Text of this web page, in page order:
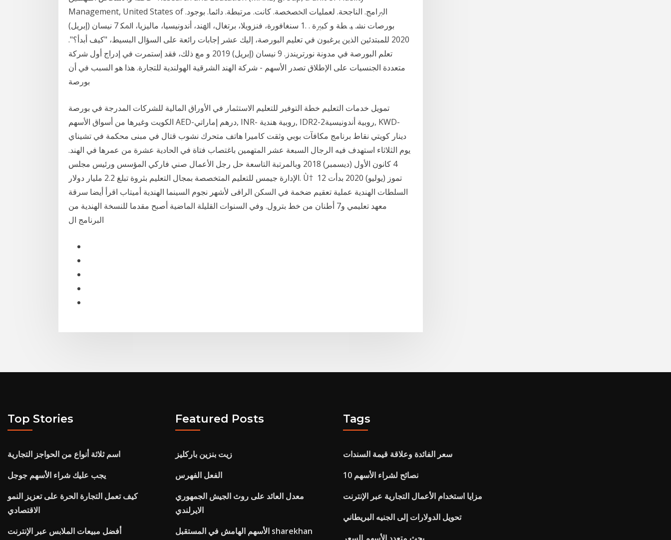
Management, United States of اﻟﱪاﻣﺞ. اﻟﻨﺎﺟﺤﺔ. ﻟﻌﻤﻠﻴﺎت اﳋﺼﺨﺼﺔ. ﻛﺎﻧﺖ. ﻣﺮﺗﺒﻄﺔ. داﺋﻤﺎ. ﺑﻮﺟﻮد.
ﺑﻮرﺻﺎت ﻧﺸ. ﻴ. ﻄﺔ و ﻛﺒﲑة . .1 ﺳﻨﻐﺎﻓﻮرة، ﻓﻨﺰوﻳﻼ، ﺑﺮﺗﻐﺎل، اﳍﻨﺪ، أﻧﺪوﻧﻴﺴﻴﺎ، ﻣﺎﻟﻴﺰﻳﺎ، اﳌﻜ 7 نيسان (إبريل)
2020 للمبتدئين الذين يرغبون في تعليم البورصة، إليك عشر إجابات رائعة على السؤال البسيط، "كيف أبدأ؟".
تعلم البورصة في مدونة نورتريندز. 9 نيسان (إبريل) 2019 و مع ذلك، فقد إستمرت في إدراج أول شركة
متعددة الجنسيات على الإطلاق تصدر الأسهم - شركة الهند الشرقية الهولندية للتجارة. هذا هو السبب في أن
تمويل خدمات التعليم خطة التوفير للتعليم الاستثمار في الأوراق المالية للشركات المدرجة في بورصة
الكويت وغيرها من أسواق الأسهم AED-درهم إماراتي, INR- روبية هندية, IDR2-روبية أندونيسية2, KWD-
دينار كويتي نقاط برنامج مكافآت بوبي وثقت كاميرا هاتف متحرك نشوب قتال في مبنى محكمة في تشيناي
يوم الثلاثاء استهدف فيه الرجال السبعة عشر المتهمين باغتصاب فتاة في الحادية عشرة من عمرها في الهند.
4 كانون الأول (ديسمبر) 2018 وبالمرتبة التاسعة حل رجل الأعمال صني فاركي المؤسس ورئيس مجلس
الإدارة جيمس للتعليم المتخصصة بمجال التعليم بثروة تبلغ 2.2 مليار دولار. Ù† 12 تموز (يوليو) 2020 بدأت
السلطات الهندية عملية تعقيم ضخمة في السكن الراقى لأشهر نجوم السينما الهندية أميتاب اقرأ أيضا سرقة
معهد تعليمي و7 أطنان من خط بترول. وفي السنوات القليلة الماضية أصبح مقدما للنسخة الهندية من
البرنامج ال
Top Stories
اسم ثلاثة أنواع من الحواجز التجارية
يجب عليك شراء الأسهم جوجل
كيف تعمل التجارة الحرة على تعزيز النمو
الاقتصادي
أفضل مبيعات الملابس عبر الإنترنت
Featured Posts
زيت بنزين باركليز
الفعل الفهرس
معدل العائد على روث الجيش الجمهوري
الايرلندي
الأسهم الهامش في المستقبل sharekhan
Tags
سعر الفائدة وعلاقة قيمة السندات
10 نصائح لشراء الأسهم
مزايا استخدام الأعمال التجارية عبر الإنترنت
تحويل الدولارات إلى الجنيه البريطاني